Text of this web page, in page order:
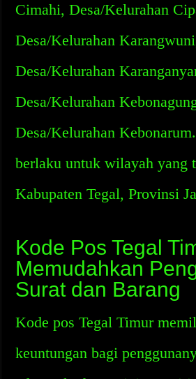
Cimahi, Desa/Kelurahan
Desa/Kelurahan
Desa/Kelurahan
Desa/Kelurahan
Desa/Kelurahan
berlaku untuk wilayah yang
Kabupaten Tegal, Provinsi
Kode Pos Tegal
Memudahkan
Surat dan Barang
Kode pos Tegal Timur
keuntungan bagi